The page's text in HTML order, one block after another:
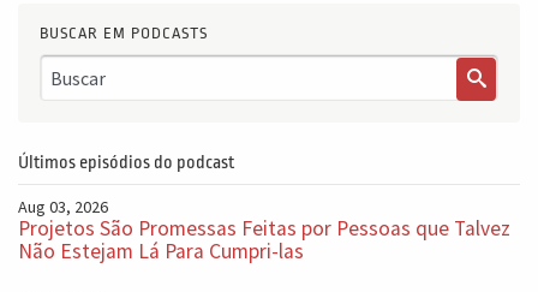
BUSCAR EM PODCASTS
Últimos episódios do podcast
Aug 03, 2026
Projetos São Promessas Feitas por Pessoas que Talvez
Não Estejam Lá Para Cumpri-las